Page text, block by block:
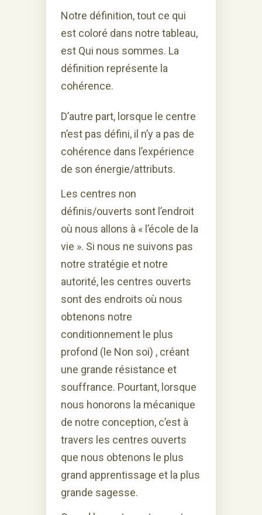
Notre définition, tout ce qui
est coloré dans notre tableau,
est Qui nous sommes. La
définition représente la
cohérence.
D’autre part, lorsque le centre
n’est pas défini, il n’y a pas de
cohérence dans l’expérience
de son énergie/attributs.
Les centres non
définis/ouverts sont l’endroit
où nous allons à « l’école de la
vie ». Si nous ne suivons pas
notre stratégie et notre
autorité, les centres ouverts
sont des endroits où nous
obtenons notre
conditionnement le plus
profond (le Non soi) , créant
une grande résistance et
souffrance. Pourtant, lorsque
nous honorons la mécanique
de notre conception, c’est à
travers les centres ouverts
que nous obtenons le plus
grand apprentissage et la plus
grande sagesse.